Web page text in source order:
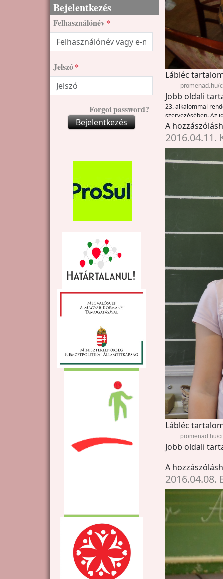
Bejelentkezés
Felhasználónév
Jelszó
Forgot password?
Bejelentkezés
Lábléc
promenad.hu/
Jobb oldali
23. alkalommal
szervezésében. Az
A
2016.04.11.
Lábléc
promenad.hu/
Jobb oldali
A
2016.04.08.